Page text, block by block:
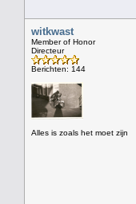
witkwast
Member of Honor
Directeur
Berichten: 144
Alles is zoals het moet zijn